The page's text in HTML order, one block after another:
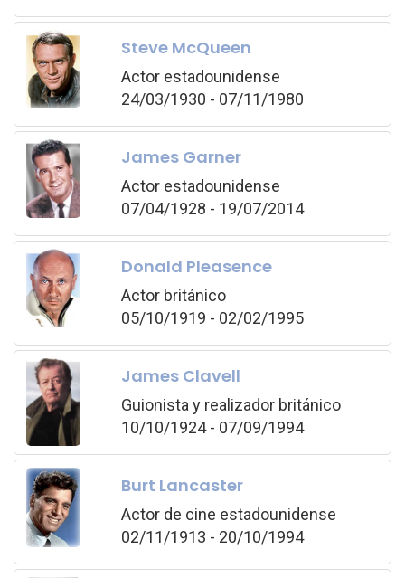
Steve McQueen
Actor estadounidense
24/03/1930 - 07/11/1980
James Garner
Actor estadounidense
07/04/1928 - 19/07/2014
Donald Pleasence
Actor británico
05/10/1919 - 02/02/1995
James Clavell
Guionista y realizador británico
10/10/1924 - 07/09/1994
Burt Lancaster
Actor de cine estadounidense
02/11/1913 - 20/10/1994